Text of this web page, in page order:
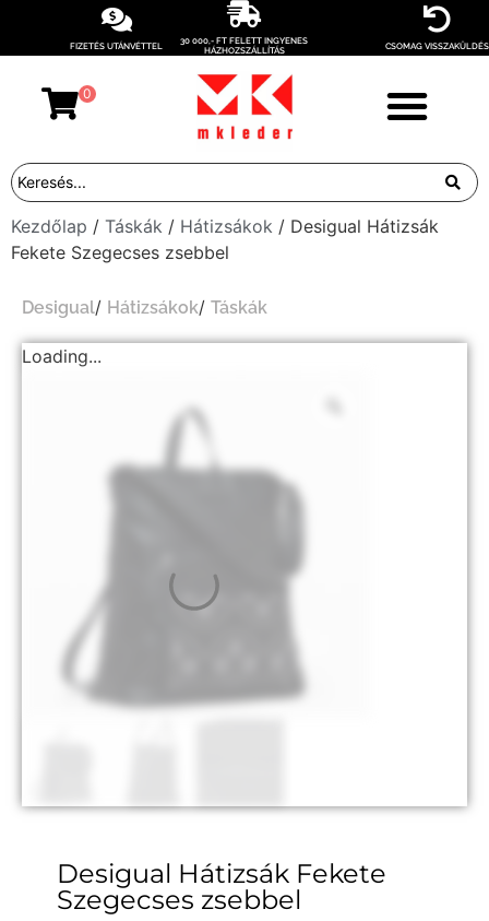
FIZETÉS UTÁNVÉTTEL
30 000,- FT FELETT INGYENES
HÁZHOZSZÁLLÍTÁS
CSOMAG VISSZAKÜLDÉS
0
Kezdőlap / Táskák / Hátizsákok / Desigual Hátizsák
Fekete Szegecses zsebbel
Desigual/ Hátizsákok/ Táskák
Loading...
Desigual Hátizsák Fekete
Szegecses zsebbel